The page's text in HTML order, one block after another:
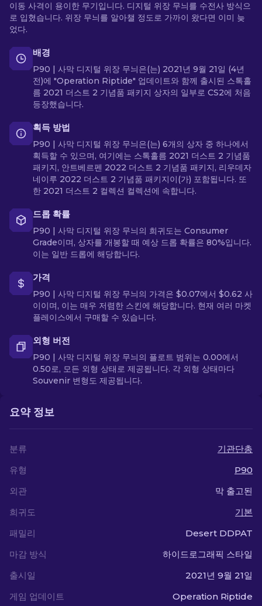
이동 사격이 용이한 무기입니다. 디지털 위장 무늬를 수전사 방식으
로 입혔습니다. 위장 무늬를 알아챌 정도로 가까이 왔다면 이미 늦
었다.
배경
P90 | 사막 디지털 위장 무늬은(는) 2021년 9월 21일 (4년
전)에 "Operation Riptide" 업데이트와 함께 출시된 스톡홀
름 2021 더스트 2 기념품 패키지 상자의 일부로 CS2에 처음
등장했습니다.
획득 방법
P90 | 사막 디지털 위장 무늬은(는) 6개의 상자 중 하나에서
획득할 수 있으며, 여기에는 스톡홀름 2021 더스트 2 기념품
패키지, 안트베르펜 2022 더스트 2 기념품 패키지, 리우데자
네이루 2022 더스트 2 기념품 패키지이(가) 포함됩니다. 또
한 2021 더스트 2 컬렉션 컬렉션에 속합니다.
드롭 확률
P90 | 사막 디지털 위장 무늬의 희귀도는 Consumer
Grade이며, 상자를 개봉할 때 예상 드롭 확률은 80%입니다.
이는 일반 드롭에 해당합니다.
가격
P90 | 사막 디지털 위장 무늬의 가격은 $0.07에서 $0.62 사
이이며, 이는 매우 저렴한 스킨에 해당합니다. 현재 여러 마켓
플레이스에서 구매할 수 있습니다.
외형 버전
P90 | 사막 디지털 위장 무늬의 플로트 범위는 0.00에서
0.50로, 모든 외형 상태로 제공됩니다. 각 외형 상태마다
Souvenir 변형도 제공됩니다.
요약 정보
분류
기관단총
유형
P90
외관
막 출고된
희귀도
기본
패밀리
Desert DDPAT
마감 방식
하이드로그래픽 스타일
출시일
2021년 9월 21일
게임 업데이트
Operation Riptide